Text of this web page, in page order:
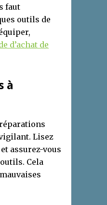
faut
outils de
d’achat de
à
Lisez
assurez-vous
Cela